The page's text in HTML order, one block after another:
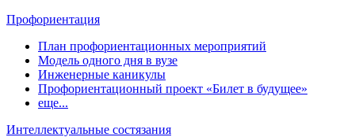
Профориентация
План профориентационных мероприятий
Модель одного дня в вузе
Инженерные каникулы
Профориентационный проект «Билет в будущее»
еще...
Интеллектуальные состязания